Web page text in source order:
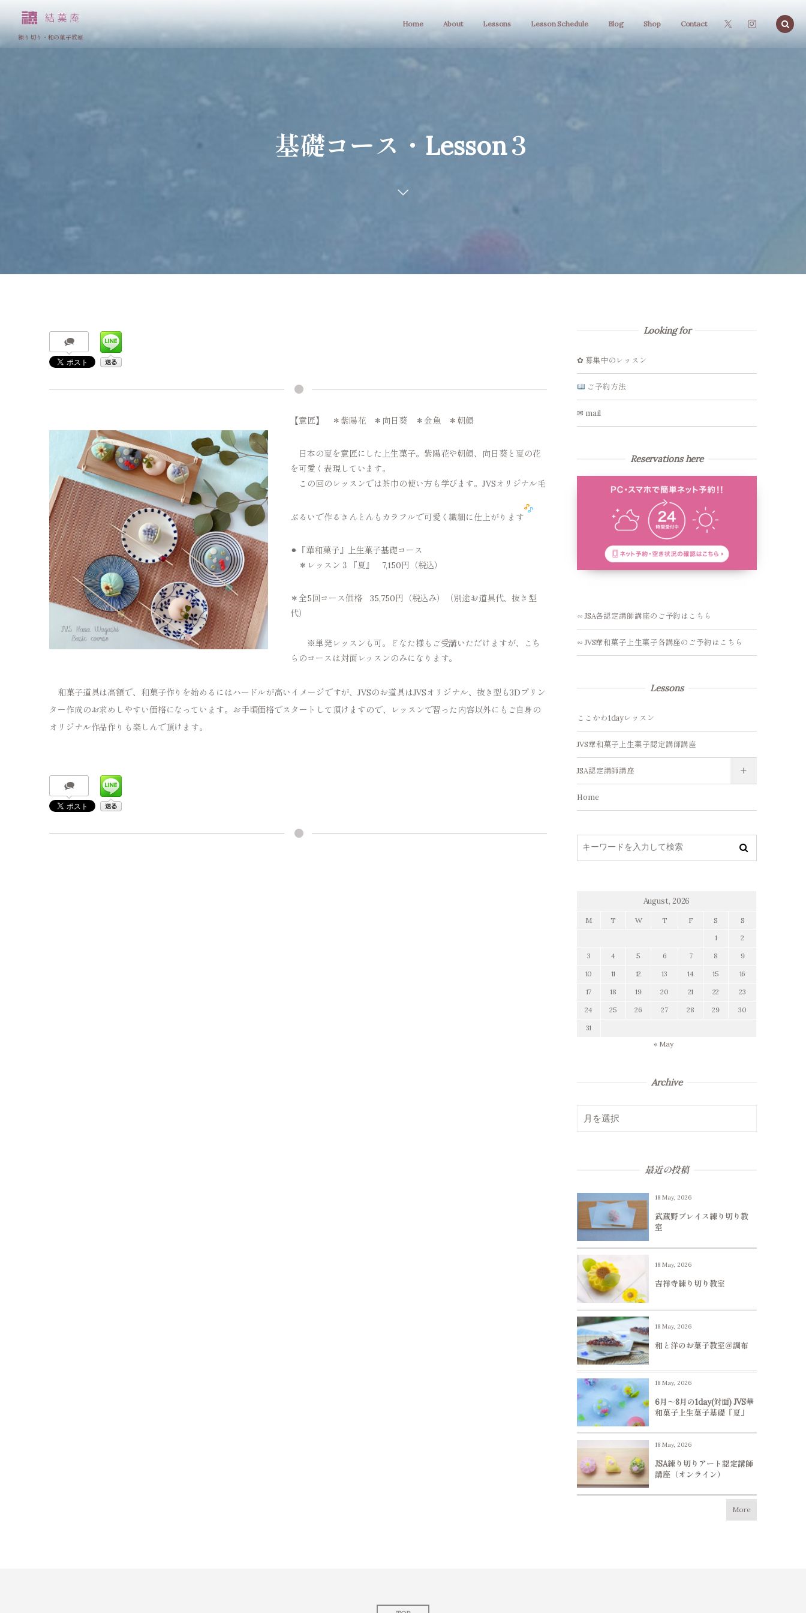
練り切り・和の菓子教室
Home About Lessons Lesson Schedule Blog Shop Contact
基礎コース・Lesson３
【意匠】 ＊紫陽花 ＊向日葵 ＊金魚 ＊朝顔
日本の夏を意匠にした上生菓子。紫陽花や朝顔、向日葵と夏の花
を可愛く表現しています。
この回のレッスンでは茶巾の使い方も学びます。JVSオリジナル毛
ぶるいで作るきんとんもカラフルで可愛く繊細に仕上がります
⚫︎『華和菓子』上生菓子基礎コース
＊レッスン３『夏』 7,150円（税込）
＊全5回コース価格 35,750円（税込み）（別途お道具代、抜き型
代）
※単発レッスンも可。どなた様もご受講いただけますが、こち
らのコースは対面レッスンのみになります。
和菓子道具は高額で、和菓子作りを始めるにはハードルが高いイメージですが、JVSのお道具はJVSオリジナル、抜き型も3Dプリン
ター作成のお求めしやすい価格になっています。お手頃価格でスタートして頂けますので、レッスンで習った内容以外にもご自身の
オリジナル作品作りも楽しんで頂けます。
Looking for
✿ 募集中のレッスン
ご予約方法
✉ mail
Reservations here
∽ JSA各認定講師講座のご予約はこちら
∽ JVS華和菓子上生菓子各講座のご予約はこちら
Lessons
ここかわ1dayレッスン
JVS華和菓子上生菓子認定講師講座
JSA認定講師講座
Home
August, 2026
M T W T F S S
1 2
3 4 5 6 7 8 9
10 11 12 13 14 15 16
17 18 19 20 21 22 23
24 25 26 27 28 29 30
31
« May
Archive
最近の投稿
18 May, 2026
武蔵野プレイス練り切り教
室
18 May, 2026
吉祥寺練り切り教室
18 May, 2026
和と洋のお菓子教室＠調布
18 May, 2026
6月～8月の1day(対面) JVS華
和菓子上生菓子基礎『夏』
18 May, 2026
JSA練り切りアート認定講師
講座（オンライン）
More